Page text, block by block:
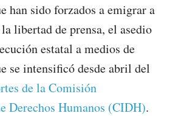
han sido forzados a emigrar a
libertad de prensa, el asedio
estatal a medios de
se intensificó desde abril del
de la Comisión
Derechos Humanos (CIDH).